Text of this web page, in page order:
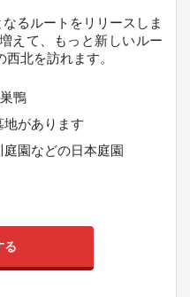
るルートをリリースしま
えて、もっと新しいルー
北を訪れます。
鴨
があります
園などの日本庭園
る